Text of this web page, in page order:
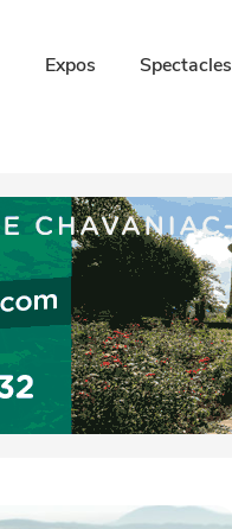
Expos Spectacles